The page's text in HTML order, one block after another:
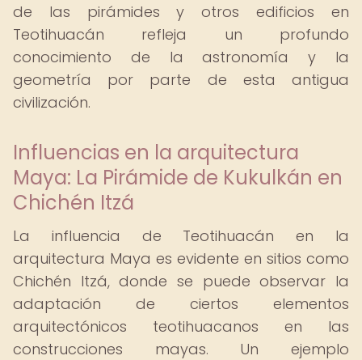
de las pirámides y otros edificios en
Teotihuacán refleja un profundo
conocimiento de la astronomía y la
geometría por parte de esta antigua
civilización.
Influencias en la arquitectura
Maya: La Pirámide de Kukulkán en
Chichén Itzá
La influencia de Teotihuacán en la
arquitectura Maya es evidente en sitios como
Chichén Itzá, donde se puede observar la
adaptación de ciertos elementos
arquitectónicos teotihuacanos en las
construcciones mayas. Un ejemplo